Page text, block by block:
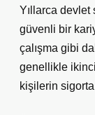
Yıllarca devlet
güvenli bir
çalışma gibi
genellikle
kişilerin